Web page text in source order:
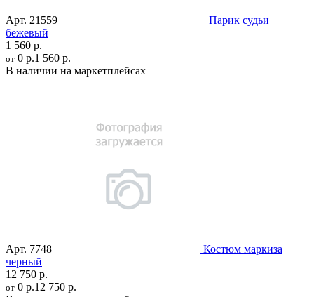
Арт. 21559
Парик судьи
бежевый
1 560 р.
от 0 р.1 560 р.
В наличии на маркетплейсах
Арт. 7748
Костюм маркиза
черный
12 750 р.
от 0 р.12 750 р.